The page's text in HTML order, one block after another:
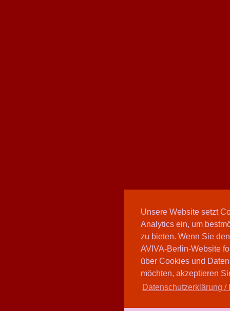
Unsere Website setzt
Analytics ein, um
zu bieten. Wenn Sie
AVIVA-Berlin-Website
über Cookies und
möchten, akzeptieren
Datenschutzerklärung /